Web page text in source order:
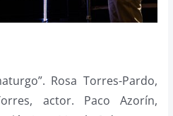
Rosa Torres-Pardo,
actor. Paco Azorín,